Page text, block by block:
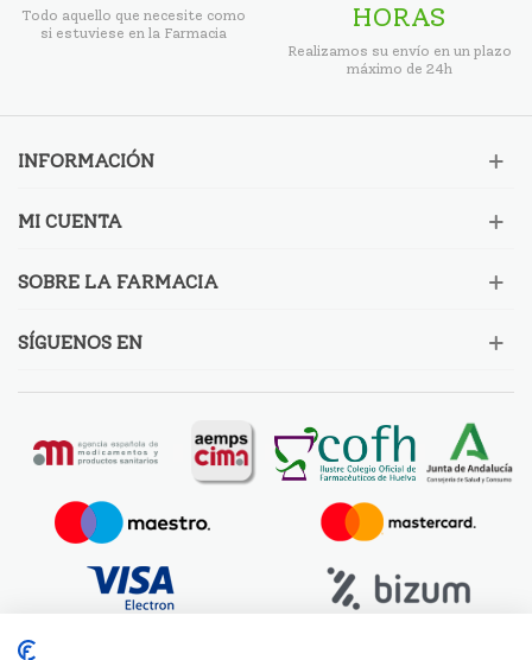
Todo aquello que necesite como
si estuviese en la Farmacia
HORAS
Realizamos su envío en un plazo
máximo de 24h
INFORMACIÓN
MI CUENTA
SOBRE LA FARMACIA
SÍGUENOS EN